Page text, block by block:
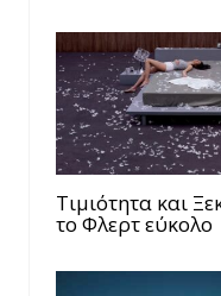
Τιμιότητα και
το Φλερτ εύκολο